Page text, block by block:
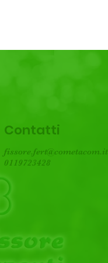
Contatti
fissore.fert@cometacom.it
0119723428